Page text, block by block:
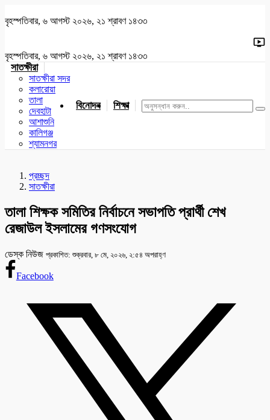
বৃহস্পতিবার, ৬ আগস্ট ২০২৬, ২১ শ্রাবণ ১৪৩৩
বৃহস্পতিবার, ৬ আগস্ট ২০২৬, ২১ শ্রাবণ ১৪৩৩
সাতক্ষীরা
সাতক্ষীরা সদর
কলারোয়া
তালা
দেবহাটা
আশাশুনি
কালিগঞ্জ
শ্যামনগর
বিনোদন শিক্ষা খেলাধুলা জাতীয় যশোর
প্রচ্ছদ
সাতক্ষীরা
তালা শিক্ষক সমিতির নির্বাচনে সভাপতি প্রার্থী শেখ
রেজাউল ইসলামের গণসংযোগ
ডেস্ক নিউজ প্রকাশিত: শুক্রবার, ৮ মে, ২০২৬, ২:৫৪ অপরাহ্ণ
Facebook